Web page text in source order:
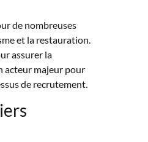
de nombreuses
et la restauration.
assurer la
acteur majeur pour
de recrutement.